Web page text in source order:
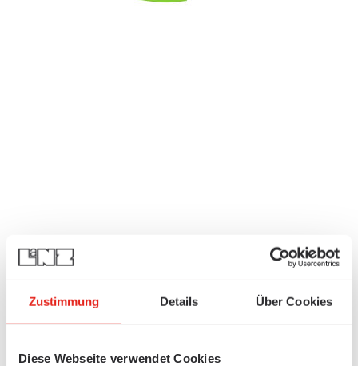
Zustimmung Details Über Cookies
Diese Webseite verwendet Cookies